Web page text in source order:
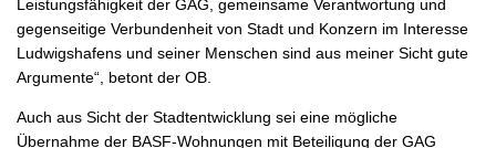
Leistungsfähigkeit der GAG, gemeinsame Verantwortung und
gegenseitige Verbundenheit von Stadt und Konzern im Interesse
Ludwigshafens und seiner Menschen sind aus meiner Sicht gute
Argumente“, betont der OB.
Auch aus Sicht der Stadtentwicklung sei eine mögliche
Übernahme der BASF-Wohnungen mit Beteiligung der GAG